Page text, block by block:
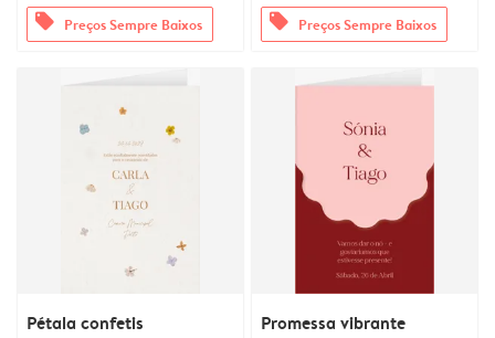
offers Preços Sempre Baixos offers Preços Sempre Baixos
Pétala confetis Promessa vibrante